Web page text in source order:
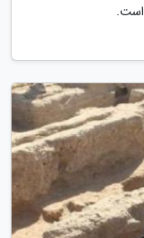
است.